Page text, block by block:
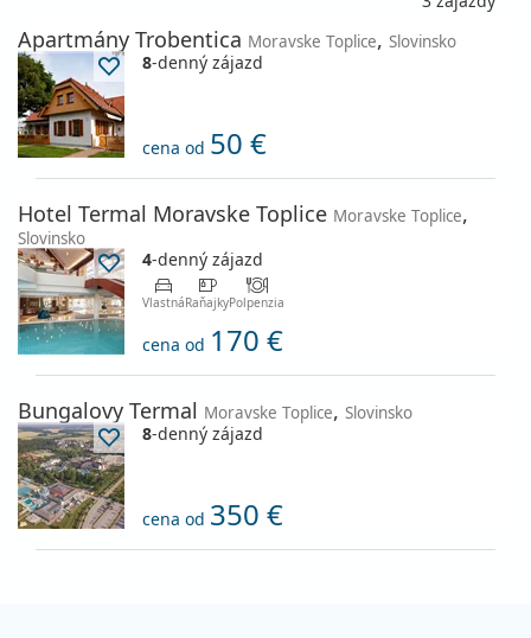
Apartmány Trobentica Moravske Toplice, Slovinsko
8-denný zájazd
cena od 50 €
Hotel Termal Moravske Toplice Moravske Toplice,
Slovinsko
4-denný zájazd
VlastnáRaňajkyPolpenzia
cena od 170 €
Bungalovy Termal Moravske Toplice, Slovinsko
8-denný zájazd
cena od 350 €